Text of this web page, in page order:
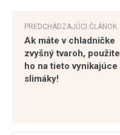
PREDCHÁDZAJÚCI ČLÁNOK
Ak máte v chladničke
zvyšný tvaroh, použite
ho na tieto vynikajúce
slimáky!